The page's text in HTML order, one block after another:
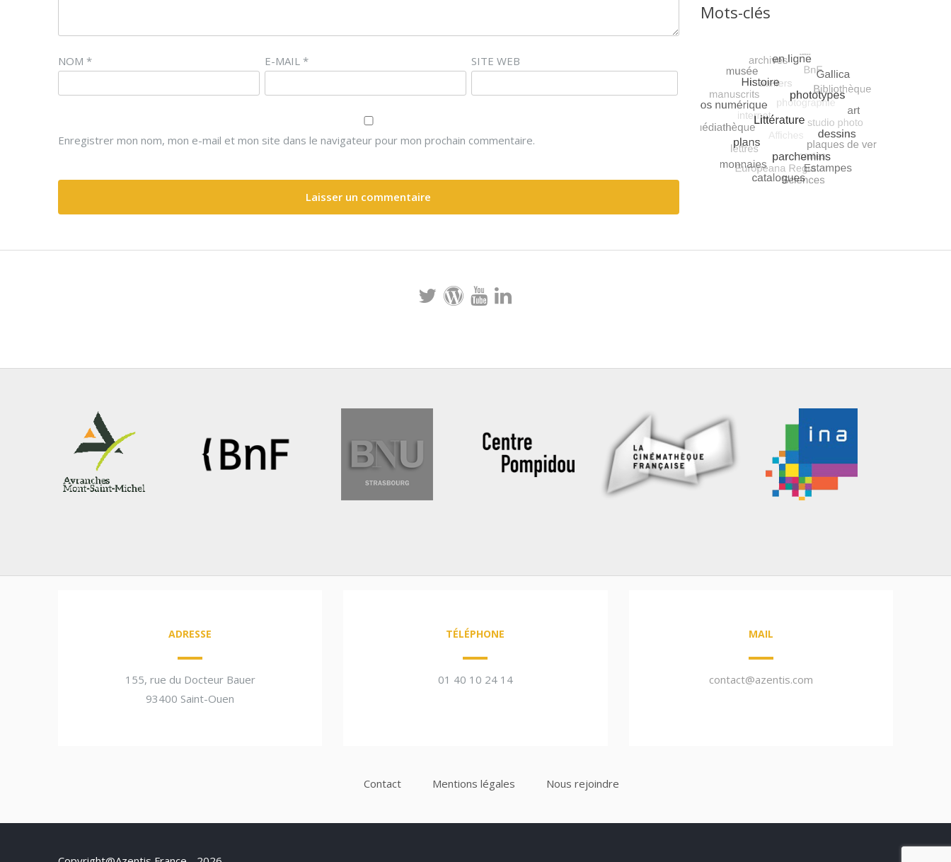
NOM * E-MAIL* SITE WEB
Enregistrer mon nom, mon e-mail et mon site dans le navigateur pour mon prochain commentaire.
Mots-clés
ADRESSE
155, rue du Docteur Bauer
93400 Saint-Ouen
TÉLÉPHONE
01 40 10 24 14
MAIL
contact@azentis.com
Contact Mentions légales Nous rejoindre